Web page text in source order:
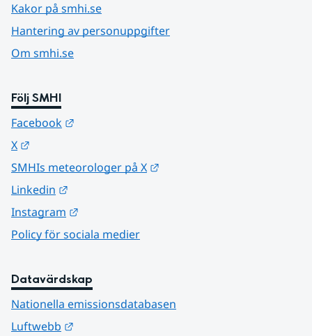
Kakor på smhi.se
Hantering av personuppgifter
Om smhi.se
Följ SMHI
Facebook
X
SMHIs meteorologer på X
Linkedin
Instagram
Policy för sociala medier
Datavärdskap
Nationella emissionsdatabasen
Luftwebb